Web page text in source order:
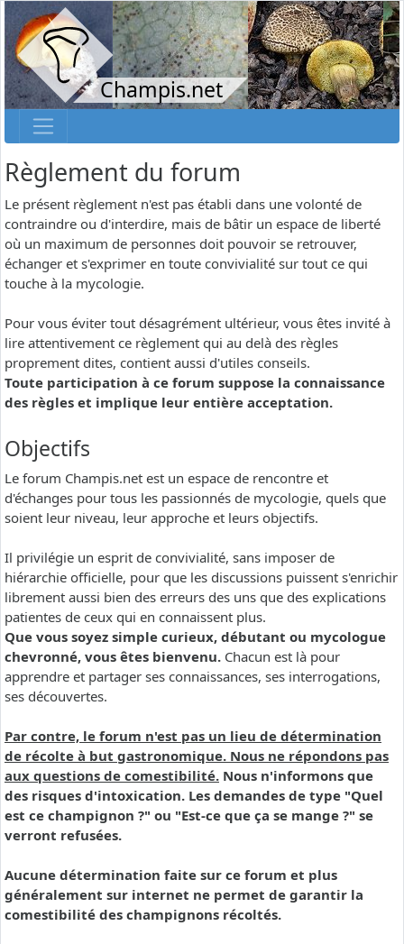
Champis.net
Règlement du forum
Le présent règlement n'est pas établi dans une volonté de
contraindre ou d'interdire, mais de bâtir un espace de liberté
où un maximum de personnes doit pouvoir se retrouver,
échanger et s'exprimer en toute convivialité sur tout ce qui
touche à la mycologie.
Pour vous éviter tout désagrément ultérieur, vous êtes invité à
lire attentivement ce règlement qui au delà des règles
proprement dites, contient aussi d'utiles conseils.
Toute participation à ce forum suppose la connaissance
des règles et implique leur entière acceptation.
Objectifs
Le forum Champis.net est un espace de rencontre et
d'échanges pour tous les passionnés de mycologie, quels que
soient leur niveau, leur approche et leurs objectifs.
Il privilégie un esprit de convivialité, sans imposer de
hiérarchie officielle, pour que les discussions puissent s'enrichir
librement aussi bien des erreurs des uns que des explications
patientes de ceux qui en connaissent plus.
Que vous soyez simple curieux, débutant ou mycologue
chevronné, vous êtes bienvenu. Chacun est là pour
apprendre et partager ses connaissances, ses interrogations,
ses découvertes.
Par contre, le forum n'est pas un lieu de détermination
de récolte à but gastronomique. Nous ne répondons pas
aux questions de comestibilité. Nous n'informons que
des risques d'intoxication. Les demandes de type "Quel
est ce champignon ?" ou "Est-ce que ça se mange ?" se
verront refusées.
Aucune détermination faite sur ce forum et plus
généralement sur internet ne permet de garantir la
comestibilité des champignons récoltés.